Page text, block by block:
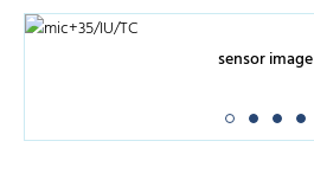
sensor image